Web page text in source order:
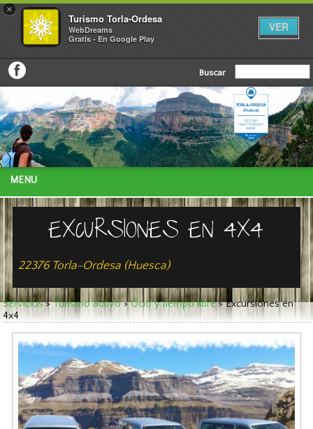
×
Turismo Torla-Ordesa
WebDreams
Gratis - En Google Play
VER
Buscar
MENU
EXCURSIONES EN 4X4
22376 Torla-Ordesa (Huesca)
Servicios>Turismo activo>Ocio y tiempo libre>Excursiones en
4x4